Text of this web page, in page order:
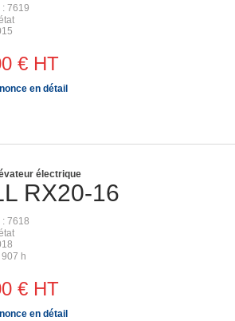
7619
€ HT
en détail
RX20-16
électrique
7618
h
€ HT
en détail